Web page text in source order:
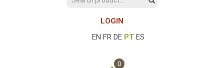
LOGIN
EN FR DE PT ES
0